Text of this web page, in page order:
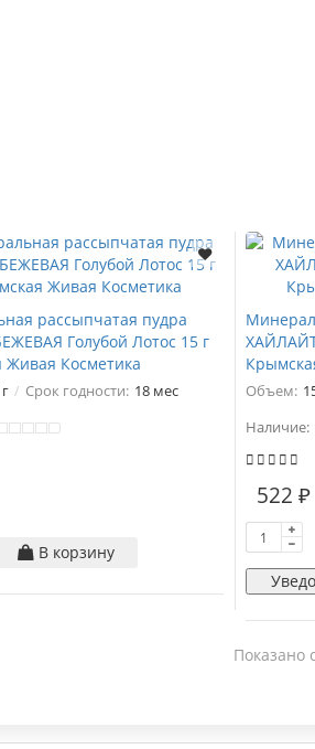
рассыпчатая пудра
Голубой Лотос 15 г
Живая Косметика
Срок годности: 18 мес
В корзину
Объем:
Наличие:
522 ₽
Показано